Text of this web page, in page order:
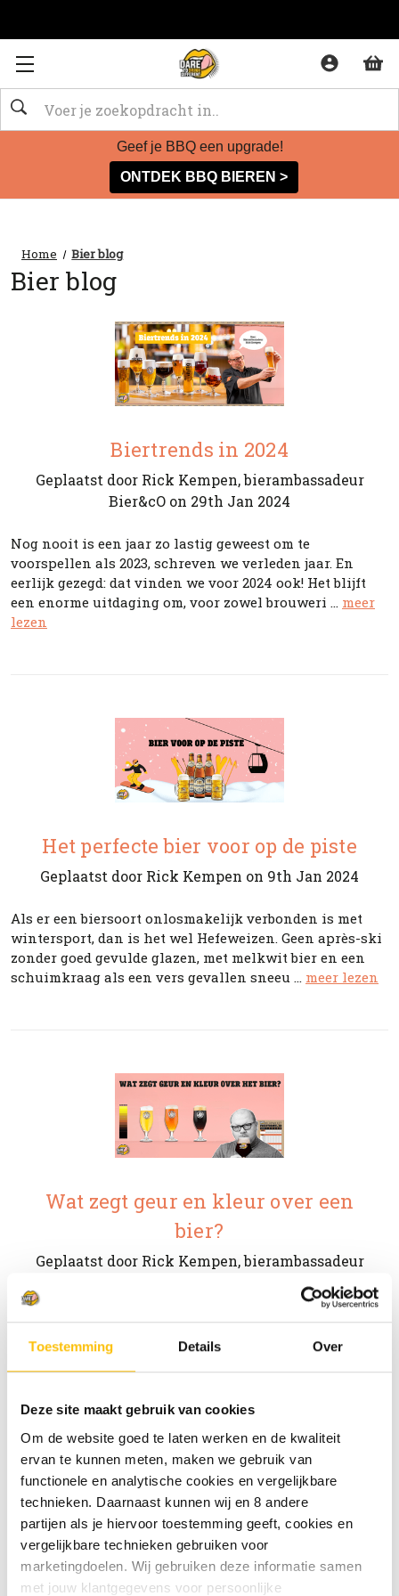
Toestemming Details Over
Deze site maakt gebruik van cookies
Om de website goed te laten werken en de kwaliteit
ervan te kunnen meten, maken we gebruik van
functionele en analytische cookies en vergelijkbare
technieken. Daarnaast kunnen wij en 8 andere
partijen als je hiervoor toestemming geeft, cookies en
vergelijkbare technieken gebruiken voor
marketingdoelen. Wij gebruiken deze informatie samen
met jouw klantgegevens voor persoonlijke
Zoeken
Geef je BBQ een upgrade!
ONTDEK BBQ BIEREN >
Home Bier blog
Bier blog
Biertrends in 2024
Geplaatst door Rick Kempen, bierambassadeur
Bier&cO on 29th Jan 2024
Nog nooit is een jaar zo lastig geweest om te
voorspellen als 2023, schreven we verleden jaar. En
eerlijk gezegd: dat vinden we voor 2024 ook! Het blijft
een enorme uitdaging om, voor zowel brouweri … meer
lezen
Het perfecte bier voor op de piste
Geplaatst door Rick Kempen on 9th Jan 2024
Als er een biersoort onlosmakelijk verbonden is met
wintersport, dan is het wel Hefeweizen. Geen après-ski
zonder goed gevulde glazen, met melkwit bier en een
schuimkraag als een vers gevallen sneeu … meer lezen
Wat zegt geur en kleur over een
bier?
Geplaatst door Rick Kempen, bierambassadeur
Voor veel bierliefhebbers is het een raadsel waarom het
ene bier melkwit lijkt, het andere pikzwart. Hoe komt